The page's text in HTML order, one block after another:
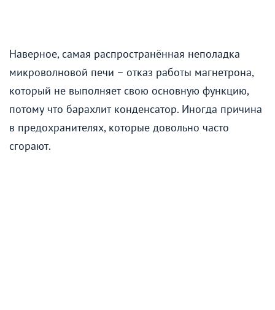
Наверное, самая распространённая неполадка
микроволновой печи – отказ работы магнетрона,
который не выполняет свою основную функцию,
потому что барахлит конденсатор. Иногда причина
в предохранителях, которые довольно часто
сгорают.